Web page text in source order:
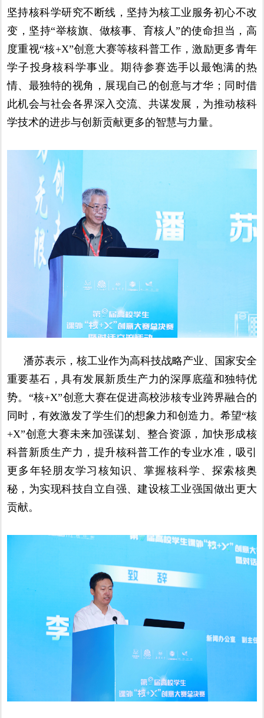
坚持核科学研究不断线，坚持为核工业服务初心不改
变，坚持“举核旗、做核事、育核人”的使命担当，高
度重视“核+X”创意大赛等核科普工作，激励更多青年
学子投身核科学事业。期待参赛选手以最饱满的热
情、最独特的视角，展现自己的创意与才华；同时借
此机会与社会各界深入交流、共谋发展，为推动核科
学技术的进步与创新贡献更多的智慧与力量。
潘苏表示，核工业作为高科技战略产业、国家安全
重要基石，具有发展新质生产力的深厚底蕴和独特优
势。“核+X”创意大赛在促进高校涉核专业跨界融合的
同时，有效激发了学生们的想象力和创造力。希望“核
+X”创意大赛未来加强谋划、整合资源，加快形成核
科普新质生产力，提升核科普工作的专业水准，吸引
更多年轻朋友学习核知识、掌握核科学、探索核奥
秘，为实现科技自立自强、建设核工业强国做出更大
贡献。